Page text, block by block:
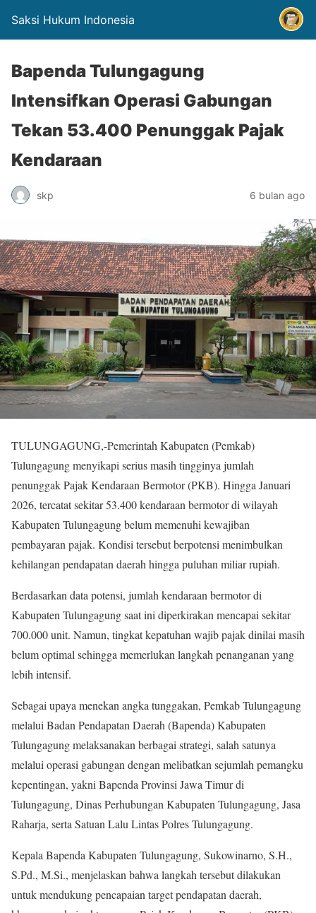
Saksi Hukum Indonesia
Bapenda Tulungagung
Intensifkan Operasi Gabungan
Tekan 53.400 Penunggak Pajak
Kendaraan
skp 6 bulan ago
TULUNGAGUNG,-Pemerintah Kabupaten (Pemkab)
Tulungagung menyikapi serius masih tingginya jumlah
penunggak Pajak Kendaraan Bermotor (PKB). Hingga Januari
2026, tercatat sekitar 53.400 kendaraan bermotor di wilayah
Kabupaten Tulungagung belum memenuhi kewajiban
pembayaran pajak. Kondisi tersebut berpotensi menimbulkan
kehilangan pendapatan daerah hingga puluhan miliar rupiah.
Berdasarkan data potensi, jumlah kendaraan bermotor di
Kabupaten Tulungagung saat ini diperkirakan mencapai sekitar
700.000 unit. Namun, tingkat kepatuhan wajib pajak dinilai masih
belum optimal sehingga memerlukan langkah penanganan yang
lebih intensif.
Sebagai upaya menekan angka tunggakan, Pemkab Tulungagung
melalui Badan Pendapatan Daerah (Bapenda) Kabupaten
Tulungagung melaksanakan berbagai strategi, salah satunya
melalui operasi gabungan dengan melibatkan sejumlah pemangku
kepentingan, yakni Bapenda Provinsi Jawa Timur di
Tulungagung, Dinas Perhubungan Kabupaten Tulungagung, Jasa
Raharja, serta Satuan Lalu Lintas Polres Tulungagung.
Kepala Bapenda Kabupaten Tulungagung, Sukowinarno, S.H.,
S.Pd., M.Si., menjelaskan bahwa langkah tersebut dilakukan
untuk mendukung pencapaian target pendapatan daerah,